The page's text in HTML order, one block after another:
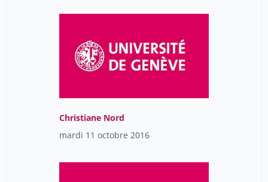
Christiane Nord
mardi 11 octobre 2016